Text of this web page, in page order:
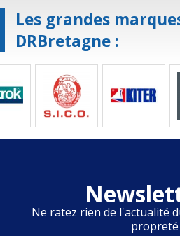
Les grandes
DRBretagne :
Ne ratez rien de l'actualité
propreté